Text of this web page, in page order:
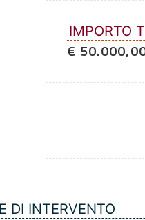
IMPORTO
€
DI INTERVENTO